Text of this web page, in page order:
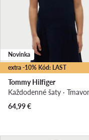
extra -10% Kód: LAST
Novinka
Tommy Hilfiger
64,99€